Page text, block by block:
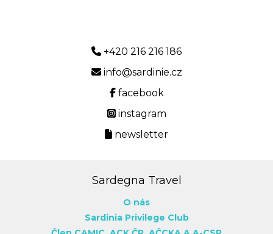
+420 216 216 186
info@sardinie.cz
facebook
instagram
newsletter
Sardegna Travel
O nás
Sardinia Privilege Club